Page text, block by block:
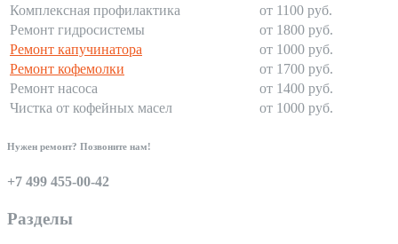
Комплексная профилактика
от 1100 руб.
Ремонт гидросистемы
от 1800 руб.
Ремонт капучинатора
от 1000 руб.
Ремонт кофемолки
от 1700 руб.
Ремонт насоса
от 1400 руб.
Чистка от кофейных масел
от 1000 руб.
Нужен ремонт? Позвоните нам!
+7 499 455-00-42
Разделы